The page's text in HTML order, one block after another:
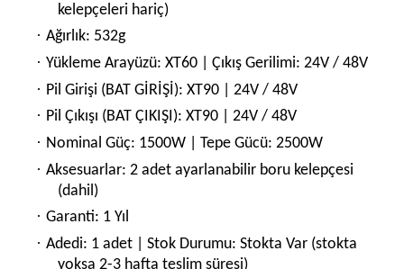
kelepçeleri hariç)
· Ağırlık: 532g
· Yükleme Arayüzü: XT60 | Çıkış Gerilimi: 24V / 48V
· Pil Girişi (BAT GİRİŞİ): XT90 | 24V / 48V
· Pil Çıkışı (BAT ÇIKIŞI): XT90 | 24V / 48V
· Nominal Güç: 1500W | Tepe Gücü: 2500W
· Aksesuarlar: 2 adet ayarlanabilir boru kelepçesi
(dahil)
· Garanti: 1 Yıl
· Adedi: 1 adet | Stok Durumu: Stokta Var (stokta
yoksa 2-3 hafta teslim süresi)